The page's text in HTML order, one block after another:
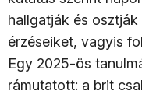
hallgatják és
érzéseiket, vagyis
Egy 2025-ös
rámutatott: a brit